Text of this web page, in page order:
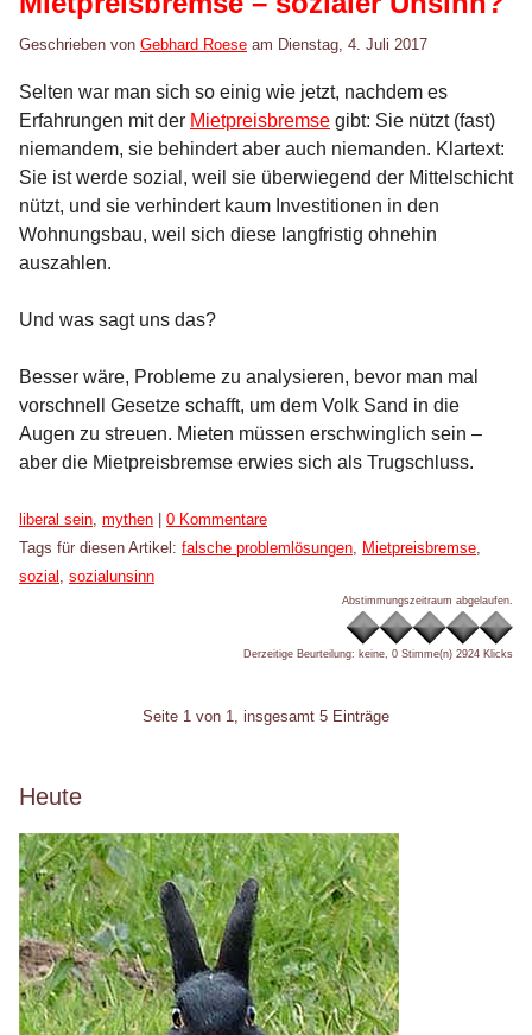
Geschrieben von Gebhard Roese am Dienstag, 4. Juli 2017
Selten war man sich so einig wie jetzt, nachdem es
Erfahrungen mit der Mietpreisbremse gibt: Sie nützt (fast)
niemandem, sie behindert aber auch niemanden. Klartext:
Sie ist werde sozial, weil sie überwiegend der Mittelschicht
nützt, und sie verhindert kaum Investitionen in den
Wohnungsbau, weil sich diese langfristig ohnehin
auszahlen.
Und was sagt uns das?
Besser wäre, Probleme zu analysieren, bevor man mal
vorschnell Gesetze schafft, um dem Volk Sand in die
Augen zu streuen. Mieten müssen erschwinglich sein –
aber die Mietpreisbremse erwies sich als Trugschluss.
Kategorien:
liberal sein mythen
0 Kommentare
Tags für diesen Artikel: falsche problemlösungen Mietpreisbremse
sozial
sozialunsinn
Abstimmungszeitraum abgelaufen.
Derzeitige Beurteilung: keine, 0 Stimme(n) 2924 Klicks
Seite 1 von 1, insgesamt 5 Einträge
Seitenleiste
Heute